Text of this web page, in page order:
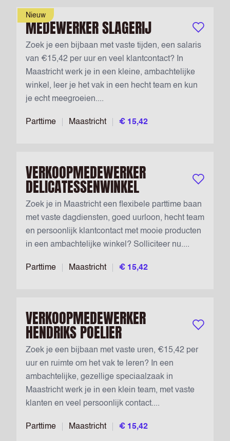
Nieuw
MEDEWERKER SLAGERIJ Bewaar
Parttime Maastricht € 15,42
Zoek je een bijbaan met vaste tijden, een salaris
van €15,42 per uur en veel klantcontact? In
Maastricht werk je in een kleine, ambachtelijke
winkel, leer je het vak in een hecht team en kun
je echt meegroeien....
VERKOOPMEDEWERKER
DELICATESSENWINKEL Bewaar
Parttime Maastricht € 15,42
Zoek je in Maastricht een flexibele parttime baan
met vaste dagdiensten, goed uurloon, hecht team
en persoonlijk klantcontact met mooie producten
in een ambachtelijke winkel? Solliciteer nu....
VERKOOPMEDEWERKER
HENDRIKS POELIER Bewaar
Parttime Maastricht € 15,42
Zoek je een bijbaan met vaste uren, €15,42 per
uur en ruimte om het vak te leren? In een
ambachtelijke, gezellige speciaalzaak in
Maastricht werk je in een klein team, met vaste
klanten en veel persoonlijk contact....